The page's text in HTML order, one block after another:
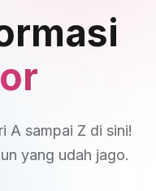
A sampai Z di sini!
yang udah jago.